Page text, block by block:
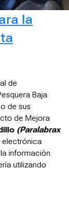
la
de
Baja
de sus
de Mejora
(Paralabrax
electrónica
información
utilizando